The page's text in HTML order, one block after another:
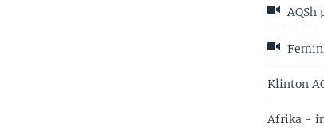
Klinton
Afrika -